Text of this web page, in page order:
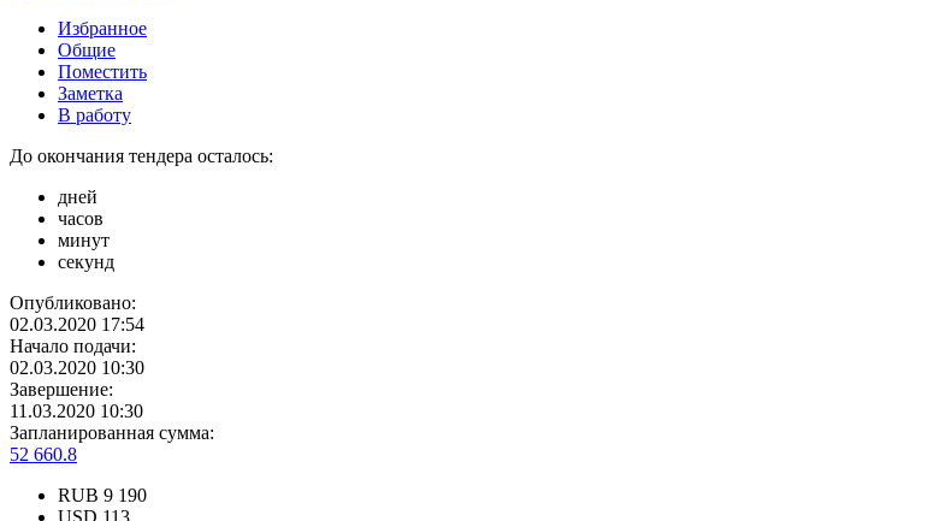
Избранное
Общие
Поместить
Заметка
В работу
До окончания тендера осталось:
дней
часов
минут
секунд
Опубликовано:
02.03.2020 17:54
Начало подачи:
02.03.2020 10:30
Завершение:
11.03.2020 10:30
Запланированная сумма:
52 660.8
RUB 9 190